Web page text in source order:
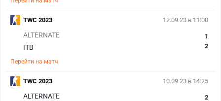
12.09.23 в 11:00
ALTERNATE
ITB
1
2
Перейти на матч
TWC 2023
10.09.23 в 14:25
ALTERNATE 2
TWC 2023